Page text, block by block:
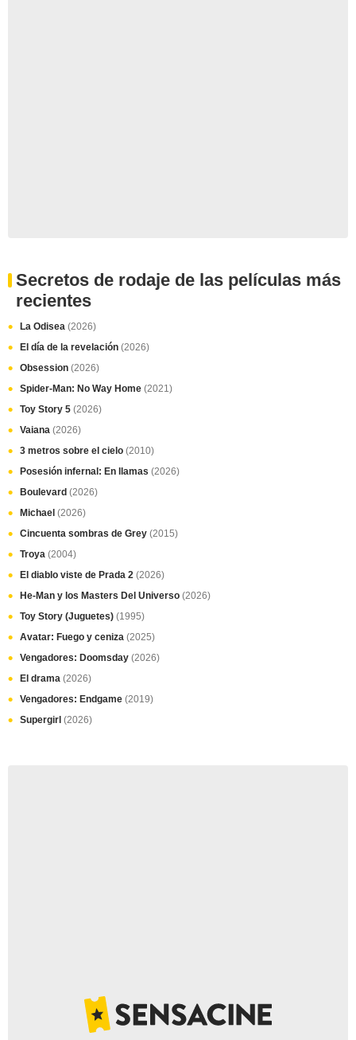
Secretos de rodaje de las películas más
recientes
La Odisea (2026)
El día de la revelación (2026)
Obsession (2026)
Spider-Man: No Way Home (2021)
Toy Story 5 (2026)
Vaiana (2026)
3 metros sobre el cielo (2010)
Posesión infernal: En llamas (2026)
Boulevard (2026)
Michael (2026)
Cincuenta sombras de Grey (2015)
Troya (2004)
El diablo viste de Prada 2 (2026)
He-Man y los Masters Del Universo (2026)
Toy Story (Juguetes) (1995)
Avatar: Fuego y ceniza (2025)
Vengadores: Doomsday (2026)
El drama (2026)
Vengadores: Endgame (2019)
Supergirl (2026)